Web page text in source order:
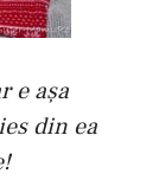
e aşa
din ea